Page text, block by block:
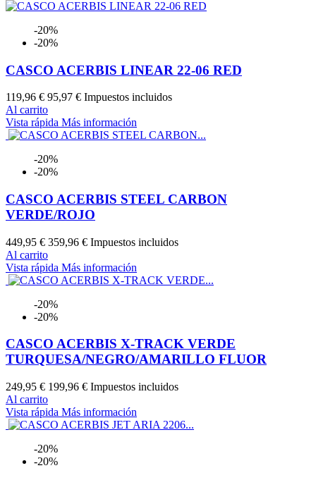
-20%
-20%
CASCO ACERBIS LINEAR 22-06 RED
119,96 € 95,97 € Impuestos incluidos
Al carrito
Vista rápida Más información
-20%
-20%
CASCO ACERBIS STEEL CARBON
VERDE/ROJO
449,95 € 359,96 € Impuestos incluidos
Al carrito
Vista rápida Más información
-20%
-20%
CASCO ACERBIS X-TRACK VERDE
TURQUESA/NEGRO/AMARILLO FLUOR
249,95 € 199,96 € Impuestos incluidos
Al carrito
Vista rápida Más información
-20%
-20%